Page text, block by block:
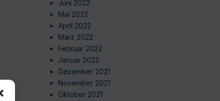
Juni 2022
Mai 2022
April 2022
März 2022
Februar 2022
Januar 2022
Dezember 2021
November 2021
Oktober 2021